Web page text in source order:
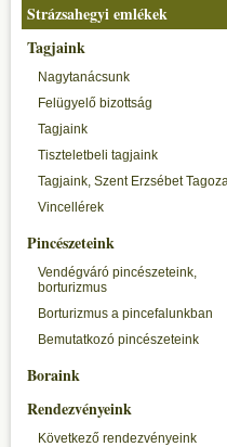
Strázsahegyi emlékek
Tagjaink
Nagytanácsunk
Felügyelő bizottság
Tagjaink
Tiszteletbeli tagjaink
Tagjaink, Szent Erzsébet
Vincellérek
Pincészeteink
Vendégváró pincészeteink,
borturizmus
Borturizmus a pincefalunkban
Bemutatkozó pincészeteink
Boraink
Rendezvényeink
Következő rendezvényeink